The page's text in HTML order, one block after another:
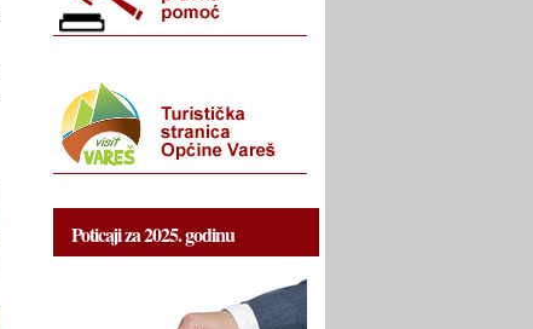
Poticaji za 2025. godinu